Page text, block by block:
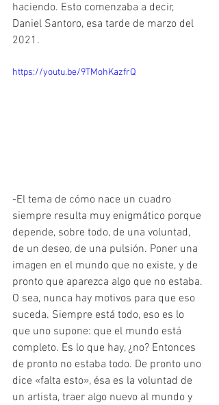
haciendo. Esto comenzaba a decir,
Daniel Santoro, esa tarde de marzo del
2021.
https://youtu.be/9TMohKazfrQ
-El tema de cómo nace un cuadro
siempre resulta muy enigmático porque
depende, sobre todo, de una voluntad,
de un deseo, de una pulsión. Poner una
imagen en el mundo que no existe, y de
pronto que aparezca algo que no estaba.
O sea, nunca hay motivos para que eso
suceda. Siempre está todo, eso es lo
que uno supone: que el mundo está
completo. Es lo que hay, ¿no? Entonces
de pronto no estaba todo. De pronto uno
dice «falta esto», ésa es la voluntad de
un artista, traer algo nuevo al mundo y